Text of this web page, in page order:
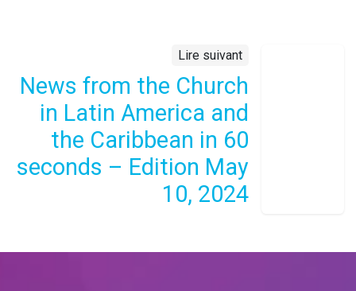
Lire suivant
News from the Church
in Latin America and
the Caribbean in 60
seconds – Edition May
10, 2024